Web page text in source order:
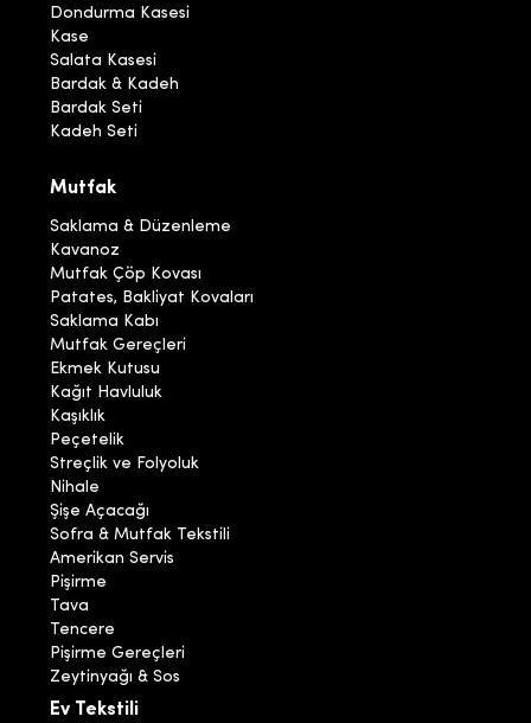
Dondurma Kasesi
Kase
Salata Kasesi
Bardak & Kadeh
Bardak Seti
Kadeh Seti
Mutfak
Saklama & Düzenleme
Kavanoz
Mutfak Çöp Kovası
Patates, Bakliyat Kovaları
Saklama Kabı
Mutfak Gereçleri
Ekmek Kutusu
Kağıt Havluluk
Kaşıklık
Peçetelik
Streçlik ve Folyoluk
Nihale
Şişe Açacağı
Sofra & Mutfak Tekstili
Amerikan Servis
Pişirme
Tava
Tencere
Pişirme Gereçleri
Zeytinyağı & Sos
Ev Tekstili